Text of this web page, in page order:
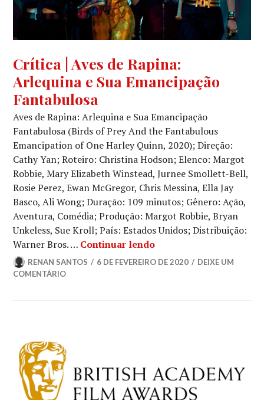
CINEMA,
CRÍTICA
CINEMATOGRÁFICA
Crítica | Aves de Rapina:
Arlequina e Sua Emancipação
Fantabulosa
Aves de Rapina: Arlequina e Sua Emancipação
Fantabulosa (Birds of Prey And the Fantabulous
Emancipation of One Harley Quinn, 2020); Direção:
Cathy Yan; Roteiro: Christina Hodson; Elenco: Margot
Robbie, Mary Elizabeth Winstead, Jurnee Smollett-Bell,
Rosie Perez, Ewan McGregor, Chris Messina, Ella Jay
Basco, Ali Wong; Duração: 109 minutos; Gênero: Ação,
Aventura, Comédia; Produção: Margot Robbie, Bryan
Unkeless, Sue Kroll; País: Estados Unidos; Distribuição:
Warner Bros. … Continuar lendoCrítica | Aves de
RENAN SANTOS 6 DE FEVEREIRO DE 2020
DEIXE UM
COMENTÁRIO